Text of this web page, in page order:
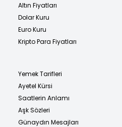
Altın Fiyatları
Dolar Kuru
Euro Kuru
Kripto Para Fiyatları
Yemek Tarifleri
Ayetel Kürsi
Saatlerin Anlamı
Aşk Sözleri
Günaydın Mesajları